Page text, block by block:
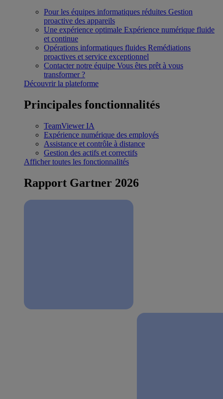
Pour les équipes informatiques réduites Gestion
proactive des appareils
Une expérience optimale Expérience numérique fluide
et continue
Opérations informatiques fluides Remédiations
proactives et service exceptionnel
Contacter notre équipe Vous êtes prêt à vous
transformer ?
Découvrir la plateforme
Principales fonctionnalités
TeamViewer IA
Expérience numérique des employés
Assistance et contrôle à distance
Gestion des actifs et correctifs
Afficher toutes les fonctionnalités
Rapport Gartner 2026